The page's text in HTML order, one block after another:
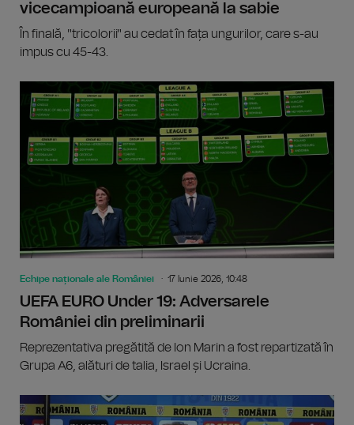
vicecampioană europeană la sabie
În finală, "tricolorii" au cedat în fața ungurilor, care s-au
impus cu 45-43.
Echipe naționale ale României 17 Iunie 2026, 10:48
UEFA EURO Under 19: Adversarele
României din preliminarii
Reprezentativa pregătită de Ion Marin a fost repartizată în
Grupa A6, alături de talia, Israel și Ucraina.